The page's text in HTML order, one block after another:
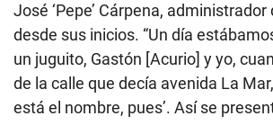
José ‘Pepe’ Cárpena,
desde sus inicios. “Un día
un juguito, Gastón [Acurio] y yo,
de la calle que decía avenida La
está el nombre, pues’. Así se